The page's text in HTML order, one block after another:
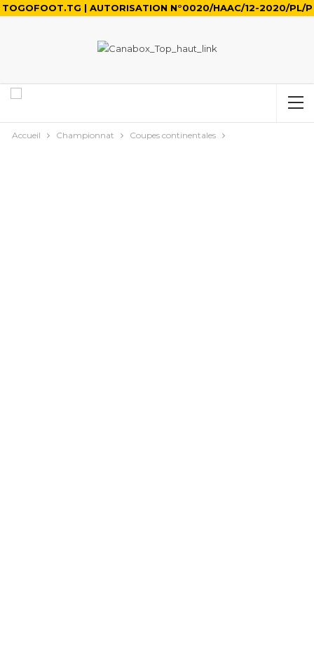
TOGOFOOT.TG | AUTORISATION N°0020/HAAC/12-2020/PL/P
Accueil Championnat Coupes continentales